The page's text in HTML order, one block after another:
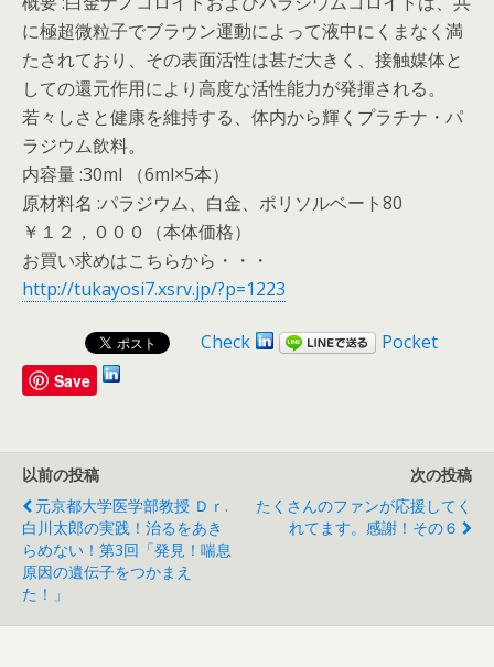
に極超微粒子でブラウン運動によって液中にくまなく満
たされており、その表面活性は甚だ大きく、接触媒体と
しての還元作用により高度な活性能力が発揮される。
若々しさと健康を維持する、体内から輝くプラチナ・パ
ラジウム飲料。
内容量 :30ml （6ml×5本）
原材料名 :パラジウム、白金、ポリソルベート80
￥１２，０００（本体価格）
お買い求めはこちらから・・・
http://tukayosi7.xsrv.jp/?p=1223
Check Pocket
Save
以前の投稿
元京都大学医学部教授 Ｄｒ.
白川太郎の実践！治るをあき
らめない！第3回「発見！喘息
原因の遺伝子をつかまえ
た！」
次の投稿
たくさんのファンが応援してく
れてます。感謝！その６